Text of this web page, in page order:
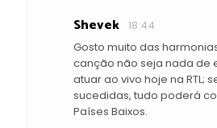
Shevek 18:44
Gosto muito das
canção não seja nada de
atuar ao vivo hoje na RTL;
sucedidas, tudo poderá
Países Baixos.